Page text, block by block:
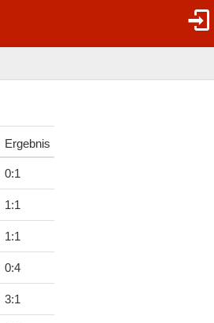
Ergebnis
0:1
1:1
1:1
0:4
3:1